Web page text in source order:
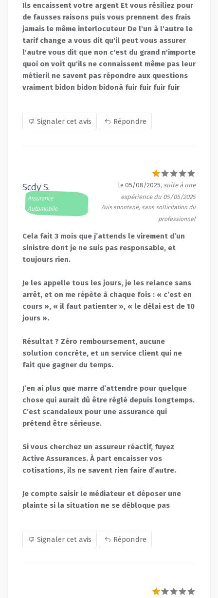
Ils encaissent votre argent Et vous résiliez pour
de fausses raisons puis vous prennent des frais
jamais le même interlocuteur De l'un à l'autre le
tarif change a vous dit qu'il peut vous assurer
l'autre vous dit que non c'est du grand n'importe
quoi on voit qu'ils ne connaissent même pas leur
métieril ne savent pas répondre aux questions
vraiment bidon bidon bidonà fuir fuir fuir fuir
Signaler cet avis Répondre
Scdy S.
Assurance
Automobile
le 05/08/2025, suite à une
expérience du 05/05/2025
Avis spontané, sans sollicitation du
professionnel
Cela fait 3 mois que j’attends le virement d’un
sinistre dont je ne suis pas responsable, et
toujours rien.
Je les appelle tous les jours, je les relance sans
arrêt, et on me répète à chaque fois : « c’est en
cours », « il faut patienter », « le délai est de 10
jours ».
Résultat ? Zéro remboursement, aucune
solution concrète, et un service client qui ne
fait que gagner du temps.
J’en ai plus que marre d’attendre pour quelque
chose qui aurait dû être réglé depuis longtemps.
C’est scandaleux pour une assurance qui
prétend être sérieuse.
Si vous cherchez un assureur réactif, fuyez
Active Assurances. À part encaisser vos
cotisations, ils ne savent rien faire d’autre.
Je compte saisir le médiateur et déposer une
plainte si la situation ne se débloque pas
Signaler cet avis Répondre